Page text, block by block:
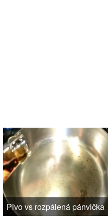
Pivo vs rozpálená pánvička